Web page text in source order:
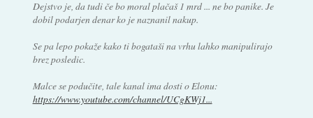
Dejstvo je, da tudi če bo moral plačaš 1 mrd ... ne bo panike. Je
dobil podarjen denar ko je naznanil nakup.
Se pa lepo pokaže kako ti bogataši na vrhu lahko manipulirajo
brez posledic.
Malce se podučite, tale kanal ima dosti o Elonu:
https://www.youtube.com/channel/UCgKWj1...